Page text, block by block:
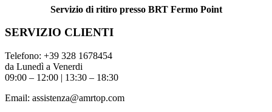
Servizio di ritiro presso BRT Fermo Point
SERVIZIO CLIENTI
Telefono: +39 328 1678454
da Lunedì a Venerdi
09:00 – 12:00 | 13:30 – 18:30
Email: assistenza@amrtop.com